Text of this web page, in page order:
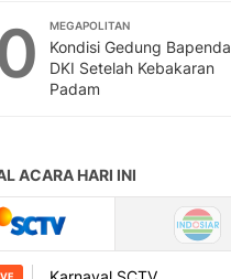
MEGAPOLITAN
Kondisi Gedung Bapenda
DKI Setelah Kebakaran
Padam